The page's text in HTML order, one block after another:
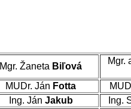
Mgr. Žaneta Biľová
Mgr.
MUDr. Ján Fotta
Ing. Ján Jakub
Ing.